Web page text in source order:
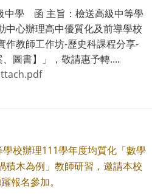
中學 函 主旨：檢送高級中等學
中心辦理高中優質化及前導學校
作教師工作坊-歷史科課程分享-
、圖書】」，敬請惠予轉....
校辦理111學年度均質化「數學
木為例」教師研習，邀請本校
報名參加。